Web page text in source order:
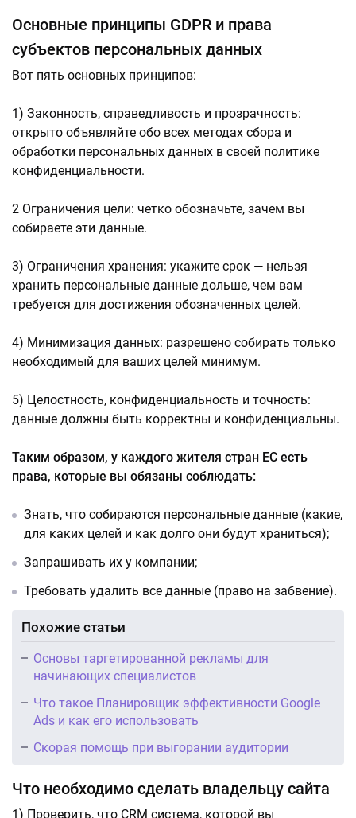
Основные принципы GDPR и права
субъектов персональных данных
Вот пять основных принципов:
1) Законность, справедливость и прозрачность:
открыто объявляйте обо всех методах сбора и
обработки персональных данных в своей политике
конфиденциальности.
2 Ограничения цели: четко обозначьте, зачем вы
собираете эти данные.
3) Ограничения хранения: укажите срок — нельзя
хранить персональные данные дольше, чем вам
требуется для достижения обозначенных целей.
4) Минимизация данных: разрешено собирать только
необходимый для ваших целей минимум.
5) Целостность, конфиденциальность и точность:
данные должны быть корректны и конфиденциальны.
Таким образом, у каждого жителя стран ЕС есть
права, которые вы обязаны соблюдать:
Знать, что собираются персональные данные (какие,
для каких целей и как долго они будут храниться);
Запрашивать их у компании;
Требовать удалить все данные (право на забвение).
Похожие статьи
Основы таргетированной рекламы для
начинающих специалистов
Что такое Планировщик эффективности Google
Ads и как его использовать
Скорая помощь при выгорании аудитории
Что необходимо сделать владельцу сайта
1) Проверить, что CRM система, которой вы